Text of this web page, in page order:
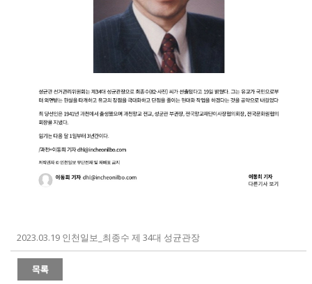
2023.03.19 인천일보_최종수 제 34대 성균관장